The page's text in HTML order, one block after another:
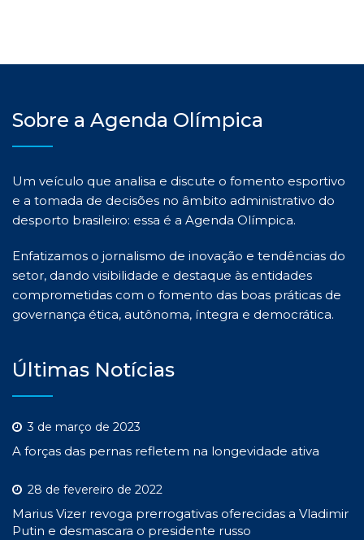
Sobre a Agenda Olímpica
Um veículo que analisa e discute o fomento esportivo
e a tomada de decisões no âmbito administrativo do
desporto brasileiro: essa é a Agenda Olímpica.
Enfatizamos o jornalismo de inovação e tendências do
setor, dando visibilidade e destaque às entidades
comprometidas com o fomento das boas práticas de
governança ética, autônoma, íntegra e democrática.
Últimas Notícias
3 de março de 2023
A forças das pernas refletem na longevidade ativa
28 de fevereiro de 2022
Marius Vizer revoga prerrogativas oferecidas a Vladimir
Putin e desmascara o presidente russo